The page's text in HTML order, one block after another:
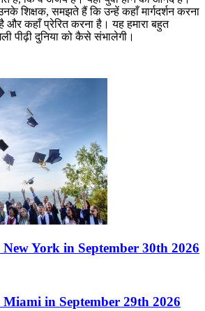
शिक्षक, समझते हैं कि उन्हें कहाँ मार्गदर्शन करना
और कहाँ प्रेरित करना है। यह हमारा बहुत
पीढ़ी दुनिया को कैसे संभालेगी।
York in September 30th 2026
in September 29th 2026